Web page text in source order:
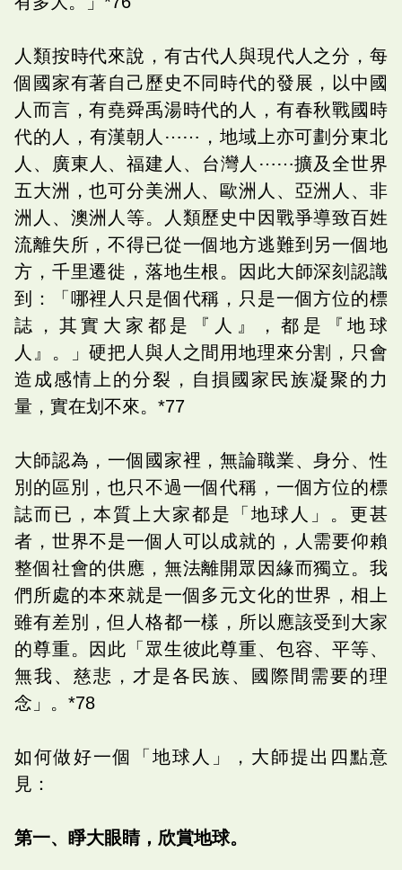
人類按時代來說，有古代人與現代人之分，每
個國家有著自己歷史不同時代的發展，以中國
人而言，有堯舜禹湯時代的人，有春秋戰國時
代的人，有漢朝人⋯⋯，地域上亦可劃分東北
人、廣東人、福建人、台灣人⋯⋯擴及全世界
五大洲，也可分美洲人、歐洲人、亞洲人、非
洲人、澳洲人等。人類歷史中因戰爭導致百姓
流離失所，不得已從一個地方逃難到另一個地
方，千里遷徙，落地生根。因此大師深刻認識
到：「哪裡人只是個代稱，只是一個方位的標
誌，其實大家都是『人』，都是『地球
人』。」硬把人與人之間用地理來分割，只會
造成感情上的分裂，自損國家民族凝聚的力
量，實在划不來。*77
大師認為，一個國家裡，無論職業、身分、性
別的區別，也只不過一個代稱，一個方位的標
誌而已，本質上大家都是「地球人」。更甚
者，世界不是一個人可以成就的，人需要仰賴
整個社會的供應，無法離開眾因緣而獨立。我
們所處的本來就是一個多元文化的世界，相上
雖有差別，但人格都一樣，所以應該受到大家
的尊重。因此「眾生彼此尊重、包容、平等、
無我、慈悲，才是各民族、國際間需要的理
念」。*78
如何做好一個「地球人」，大師提出四點意
見：
第一、睜大眼睛，欣賞地球。